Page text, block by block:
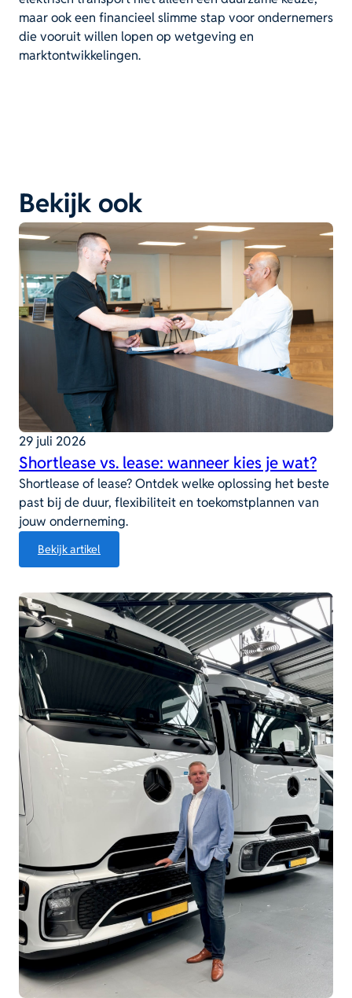
maar ook een financieel slimme stap voor ondernemers
die vooruit willen lopen op wetgeving en
marktontwikkelingen.
Bekijk ook
29 juli 2026
Shortlease vs. lease: wanneer kies je wat?
Shortlease of lease? Ontdek welke oplossing het beste
past bij de duur, flexibiliteit en toekomstplannen van
jouw onderneming.
Bekijk artikel
Shortlease
vs.
wanneer
kies
je
wat?